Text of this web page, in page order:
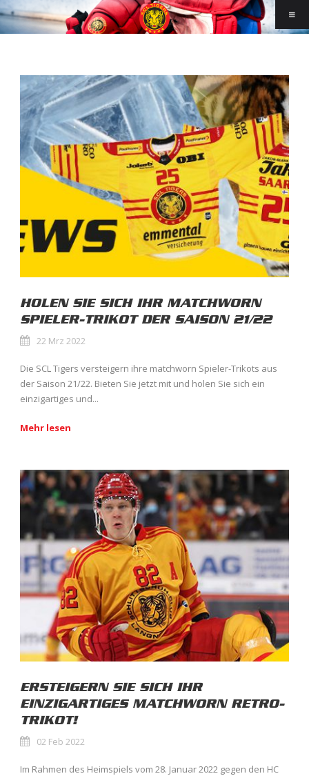
HOLEN SIE SICH IHR MATCHWORN
SPIELER-TRIKOT DER SAISON 21/22
22 Mrz 2022
Die SCL Tigers versteigern ihre matchworn Spieler-Trikots aus
der Saison 21/22. Bieten Sie jetzt mit und holen Sie sich ein
einzigartiges und...
Mehr lesen
ERSTEIGERN SIE SICH IHR
EINZIGARTIGES MATCHWORN RETRO-
TRIKOT!
02 Feb 2022
Im Rahmen des Heimspiels vom 28. Januar 2022 gegen den HC